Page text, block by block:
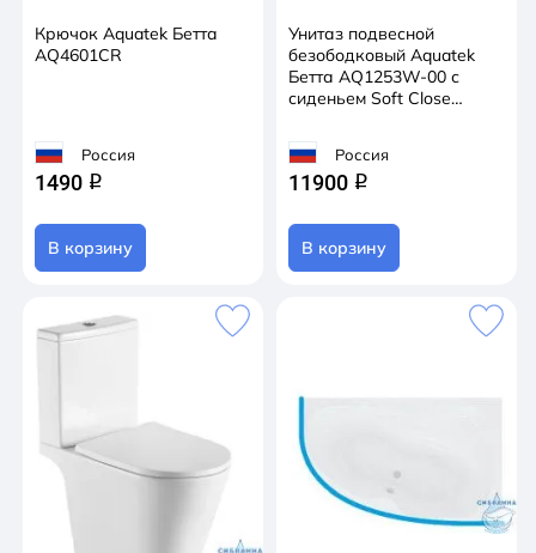
Крючок Aquatek Бетта
AQ4601CR
Россия
1490 q
В корзину
Унитаз подвесной
безободковый Aquatek
Бетта AQ1253W-00 с
сиденьем Soft Close
Россия
11900 q
В корзину